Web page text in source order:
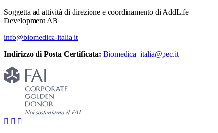
Soggetta ad attività di direzione e coordinamento di AddLife
Development AB
info@biomedica-italia.it
Indirizzo di Posta Certificata: Biomedica_italia@pec.it